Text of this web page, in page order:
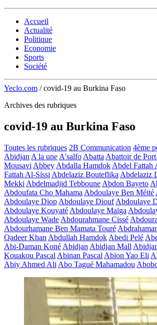
Accueil
Actualité
Politique
Economie
Sports
Société
Yeclo.com / covid-19 au Burkina Faso
Archives des rubriques
covid-19 au Burkina Faso
Toutes les rubriques 2B Communication 4ème
Abidjan A la une A'salfo Abatta Abattoir de
Mousavi Abbey Abdalla Hamdok Abdel Fattah
Fattah Al-Sissi Abdelaziz Bouteflika Abdelaziz
Mekki Abdelmadjid Tebboune Abdon Bayeto
Abdoufata Cho Mahama Abdoulaye Ben Méité
Abdoulaye Diop Abdoulaye Diouf Abdoulaye
Abdoulaye Kouyaté Abdoulaye Maïga
Abdoulaye Wade Abdourahmane Cissé
Abdourhamane Ben Mamata Touré
Qadeer Khan Abdullah Hamdok Abedi Pelé
Abi-Daman Koné Abidjan Abidjan Mall
Kouakou Pascal Abinan Pascal Abion Yao Eli
Abiy Ahmed Ali Abo Tagué Mahamadou